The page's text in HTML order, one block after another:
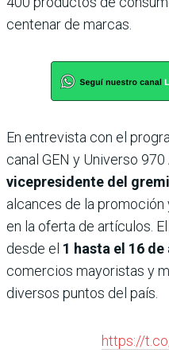
centenar de marcas.
En entrevista con el
canal GEN y Universo
vicepresidente del
alcances de la
en la oferta de artículos.
desde el 1 hasta el 16
comercios mayoristas y
diversos puntos del país.
https://